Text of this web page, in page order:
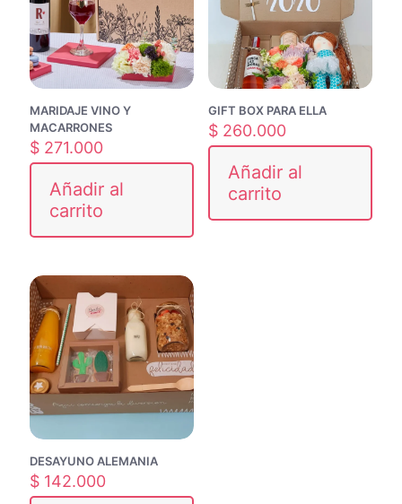
MARIDAJE VINO Y
MACARRONES
$ 271.000
Añadir al
carrito
GIFT BOX PARA ELLA
$260.000
Añadir al
carrito
DESAYUNO ALEMANIA
$ 142.000